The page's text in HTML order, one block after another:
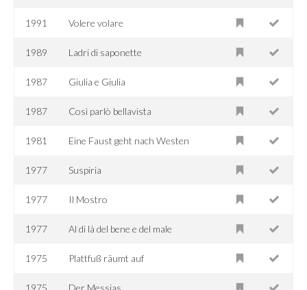
1991 Volere volare
1989 Ladri di saponette
1987 Giulia e Giulia
1987 Così parlò bellavista
1981 Eine Faust geht nach Westen
1977 Suspiria
1977 Il Mostro
1977 Al di là del bene e del male
1975 Plattfuß räumt auf
1975 Der Messias